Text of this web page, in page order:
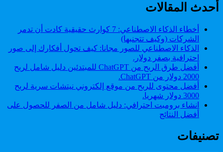
التي
ستحتاجها
أحدث المقالات
أخطاء الذكاء الاصطناعي: 7 كوارث حقيقية كادت أن تدمر
الشركات (وكيف تتجنبها)
الذكاء الاصطناعي للصور مجانا: كيف تحول أفكارك إلى صور
احترافية بصفر دولار.
أفضل طرق الربح من ChatGPT للمبتدئين دليل شامل لربح
2000 دولار من ChatGPT.
أفضل محتوى للربح من موقع إلكتروني نيتشات سرية لربح
3000 دولار شهريا.
انشاء برومبت احترافي: دليل شامل من الصفر للحصول على
أفضل النتائج
تصنيفات